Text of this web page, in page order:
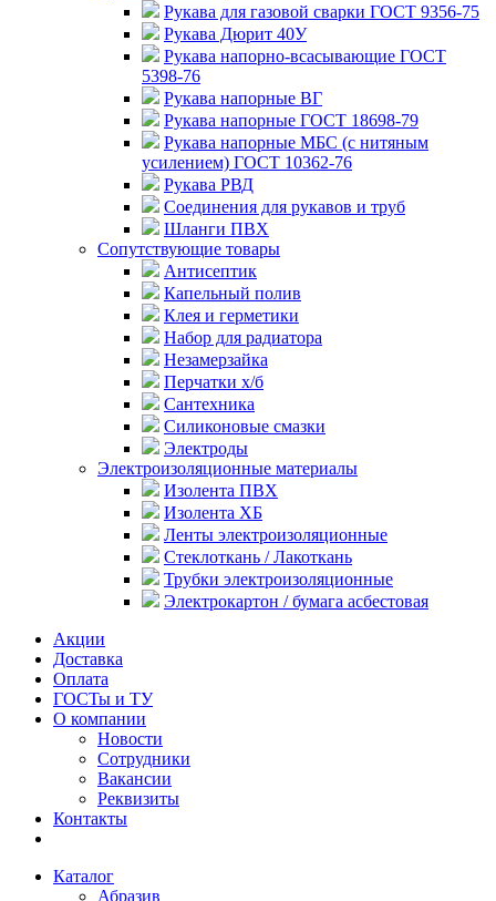
Рукава для газовой сварки ГОСТ 9356-75
Рукава Дюрит 40У
Рукава напорно-всасывающие ГОСТ
5398-76
Рукава напорные ВГ
Рукава напорные ГОСТ 18698-79
Рукава напорные МБС (с нитяным
усилением) ГОСТ 10362-76
Рукава РВД
Соединения для рукавов и труб
Шланги ПВХ
Сопутствующие товары
Антисептик
Капельный полив
Клея и герметики
Набор для радиатора
Незамерзайка
Перчатки х/б
Сантехника
Силиконовые смазки
Электроды
Электроизоляционные материалы
Изолента ПВХ
Изолента ХБ
Ленты электроизоляционные
Стеклоткань / Лакоткань
Трубки электроизоляционные
Электрокартон / бумага асбестовая
Акции
Доставка
Оплата
ГОСТы и ТУ
О компании
Новости
Сотрудники
Вакансии
Реквизиты
Контакты
Каталог
Абразив